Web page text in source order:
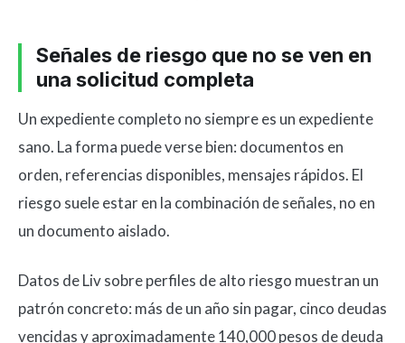
Señales de riesgo que no se ven en
una solicitud completa
Un expediente completo no siempre es un expediente
sano. La forma puede verse bien: documentos en
orden, referencias disponibles, mensajes rápidos. El
riesgo suele estar en la combinación de señales, no en
un documento aislado.
Datos de Liv sobre perfiles de alto riesgo muestran un
patrón concreto: más de un año sin pagar, cinco deudas
vencidas y aproximadamente 140,000 pesos de deuda